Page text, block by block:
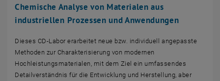
Chemische Analyse von Materialen aus
industriellen Prozessen und Anwendungen
Dieses CD-Labor erarbeitet neue bzw. individuell angepasste
Methoden zur Charakterisierung von modernen
Hochleistungsmaterialen, mit dem Ziel ein umfassendes
Detailverständnis für die Entwicklung und Herstellung, aber